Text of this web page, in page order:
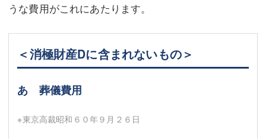
うな費用がこれにあたります。
＜消極財産Dに含まれないもの＞
あ 葬儀費用
※東京高裁昭和６０年９月２６日